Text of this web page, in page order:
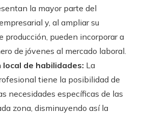
la mayor parte del
y, al ampliar su
producción, pueden incorporar a
de jóvenes al mercado laboral.
de habilidades: La
tiene la posibilidad de
necesidades específicas de las
zona, disminuyendo así la